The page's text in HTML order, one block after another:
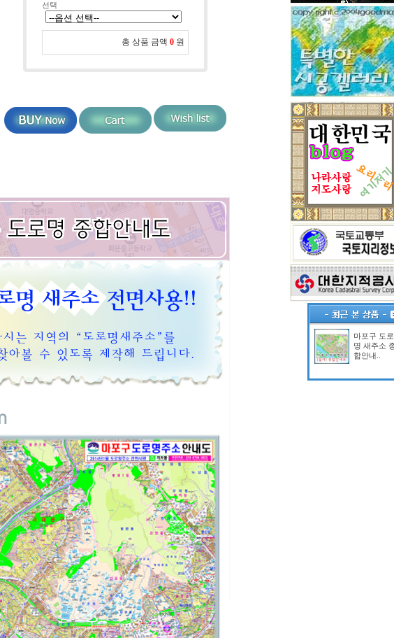
선택
총 상품 금액 0 원
마포구 도로
명 새주소
합안내..